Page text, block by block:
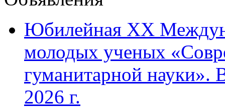
Юбилейная XХ
молодых ученых
гуманитарной науки».
2026 г.